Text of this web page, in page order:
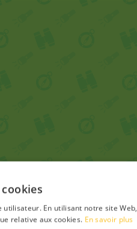
En utilisant notre site Web,
relative aux cookies. En savoir plus